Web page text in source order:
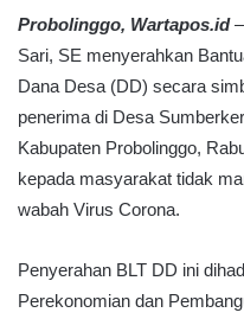
Probolinggo, Wartapos.id
Sari, SE menyerahkan
Dana Desa (DD) secara
penerima di Desa
Kabupaten Probolinggo,
kepada masyarakat tidak
wabah Virus Corona.
Penyerahan BLT DD ini
Perekonomian dan